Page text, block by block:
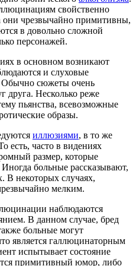
свойственно
они чрезвычайно примитивны,
в довольно сложной
персонажей.
в основном возникают
и слуховые
Обычно сюжеты очень
друга. Несколько реже
пьянства, всевозможные
образы.
иллюзиями, в то же
есть, часто в видениях
размер, которые
больные рассказывают,
В некоторых случаях,
мелким.
наблюдаются
В данном случае, бред
больные могут
является галлюцинаторным
испытывает состояние
примитивный юмор, либо